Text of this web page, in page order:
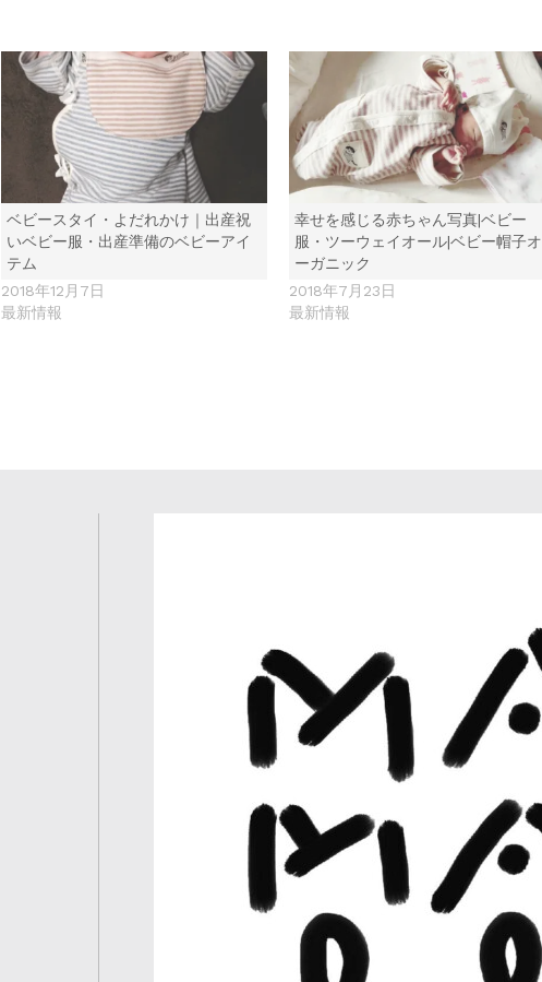
ベビースタイ・よだれかけ｜出産祝
いベビー服・出産準備のベビーアイ
テム
2018年12月7日
最新情報
幸せを感じる赤ちゃん写真|ベビー
服・ツーウェイオール|ベビー帽子オ
ーガニック
2018年7月23日
最新情報